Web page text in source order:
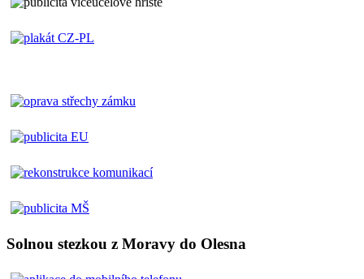
Solnou stezkou z Moravy do Olesna